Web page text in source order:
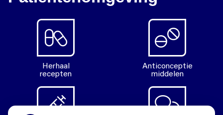
Herhaal
recepten
Anticonceptie
middelen